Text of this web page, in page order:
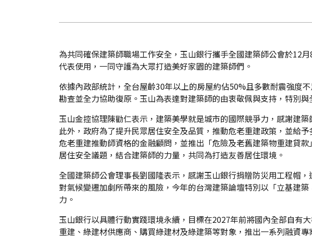
為共同確保建築師職場工作安全，玉山銀行攜手全國建築師公會於12
代表使用，一同守護為大眾打造美好家園的建築師們。
依據內政部統計，全台屋齡30年以上的房屋約佔50%且多數耐震強度
勘查並全力協助復原。玉山為表達對建築師的由衷敬佩與支持，特別
玉山金控協理陳勸仁表示，建築美學就是城市的國際競爭力，感謝建
此外，政府為了提升民眾居住安全及品質，推動危老重建政策，並給
危老重建推動師資格的金融顧問，並推出「危險及老舊建築物重建貸
居住安全議題，結合建築師的力量，共同為打造友善居住環境。
全國建築師公會理事長劉國隆表示，感謝玉山銀行捐贈防災用工程帽
對氣候變遷加劇所帶來的風險，今年的台灣建築論壇特別以「立基建
力。
玉山銀行以具體行動實踐環境永續，目標在2027年前將國內全部自有
重建、綠建材供應商、購買綠建材及綠建築等對象，推出一系列融資